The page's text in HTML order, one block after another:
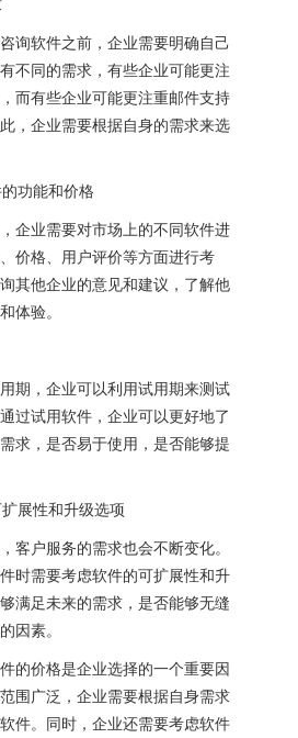
软件之前，企业需要明确自己
不同的需求，有些企业可能更注
而有些企业可能更注重邮件支持
，企业需要根据自身的需求来选
功能和价格
业需要对市场上的不同软件进
价格、用户评价等方面进行考
其他企业的意见和建议，了解他
体验。
，企业可以利用试用期来测试
过试用软件，企业可以更好地了
求，是否易于使用，是否能够提
展性和升级选项
户服务的需求也会不断变化。
时需要考虑软件的可扩展性和升
满足未来的需求，是否能够无缝
因素。
价格是企业选择的一个重要因
围广泛，企业需要根据自身需求
件。同时，企业还需要考虑软件